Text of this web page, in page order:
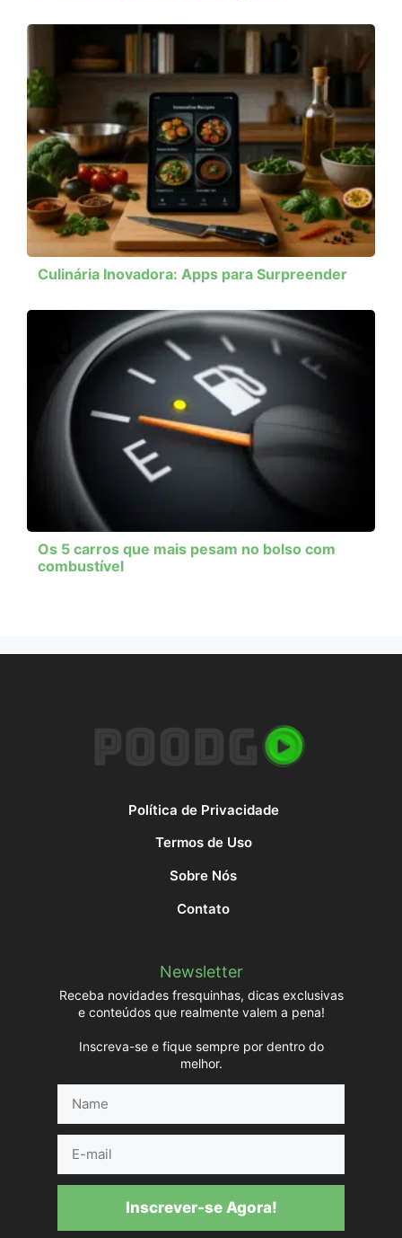
Culinária Inovadora: Apps para Surpreender
Os 5 carros que mais pesam no bolso com
combustível
Política de Privacidade
Termos de Uso
Sobre Nós
Contato
Newsletter
Receba novidades fresquinhas, dicas exclusivas
e conteúdos que realmente valem a pena!
Inscreva-se e fique sempre por dentro do
melhor.
mail
Inscrever-se Agora!